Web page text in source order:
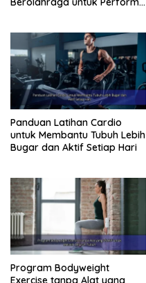
Panduan Latihan Cardio
untuk Membantu Tubuh Lebih
Bugar dan Aktif Setiap Hari
Program Bodyweight
Exercise tanpa Alat yang